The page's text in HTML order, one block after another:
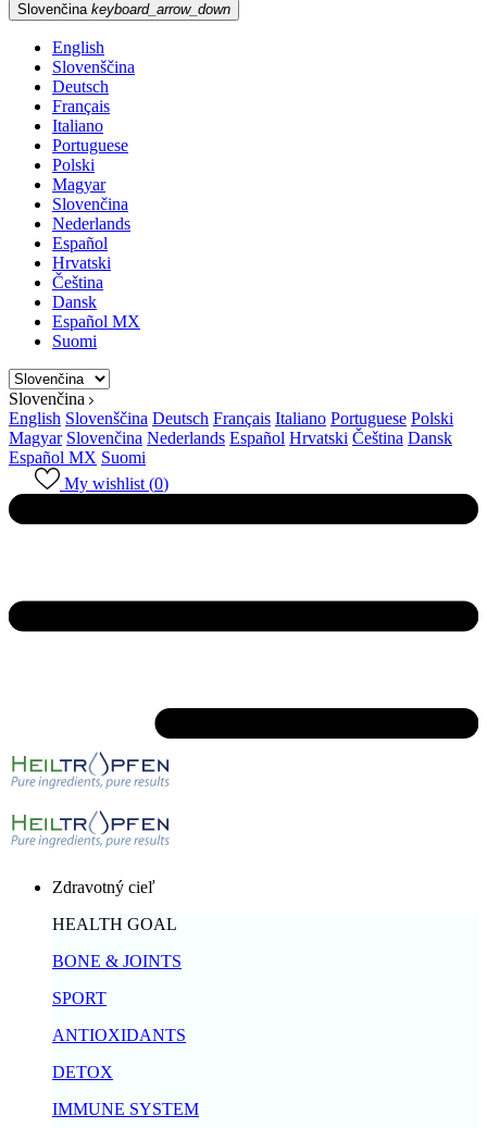
Slovenčina keyboard_arrow_down
English
Slovenščina
Deutsch
Français
Italiano
Portuguese
Polski
Magyar
Slovenčina
Nederlands
Español
Hrvatski
Čeština
Dansk
Español MX
Suomi
Slovenčina
English Slovenščina Deutsch Français Italiano Portuguese Polski
Magyar Slovenčina Nederlands Español Hrvatski Čeština Dansk
Español MX Suomi
My wishlist (0)
Zdravotný cieľ
HEALTH GOAL
BONE & JOINTS
SPORT
ANTIOXIDANTS
DETOX
IMMUNE SYSTEM